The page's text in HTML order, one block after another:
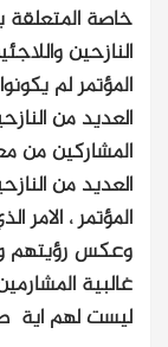
خاصة المتعلقة
النازحين
المؤتمر لم
العديد من
المشاركين من
العديد من
المؤتمر ،
وعكس رؤيتهم
غالبية
ليست لهم اية